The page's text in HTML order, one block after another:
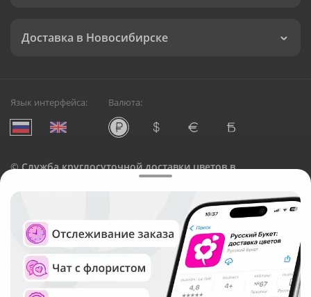
Доставка в Новосибирске
Язык интерфейса: Валюта:
©Служба круглосуточной доставки цветов в
Русский Букет, 2026
Общество с ограниченной ответственностью «Технология»
ОГРН: 1195476081745, ИНН: 5410081997
Юридический адрес: г. Новосибирск, ул. Ипподромская,
д.42, оф. 3